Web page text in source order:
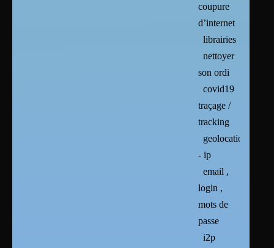
coupure
d’internet
librairies
nettoyer
son ordi
covid19
traçage /
tracking
geolocation
- ip
email ,
login ,
mots de
passe
i2p